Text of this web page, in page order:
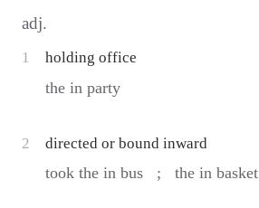
adj.
1 holding office
the in party
2 directed or bound inward
took the in bus ; the in basket